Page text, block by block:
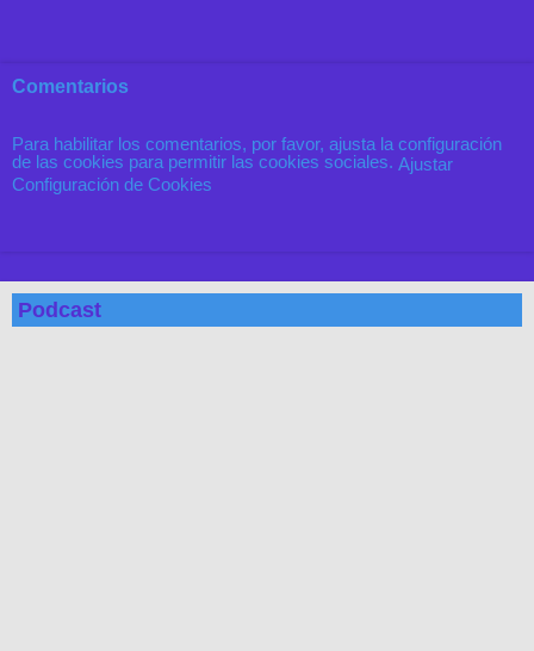
Comentarios
Para habilitar los comentarios, por favor, ajusta la configuración
de las cookies para permitir las cookies sociales. Ajustar
Configuración de Cookies
Podcast